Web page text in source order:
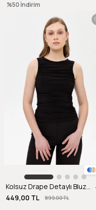
Kolsuz Drape Detaylı Bluz-SİYAH
449,00 TL
899,00 TL
%50 İndirim